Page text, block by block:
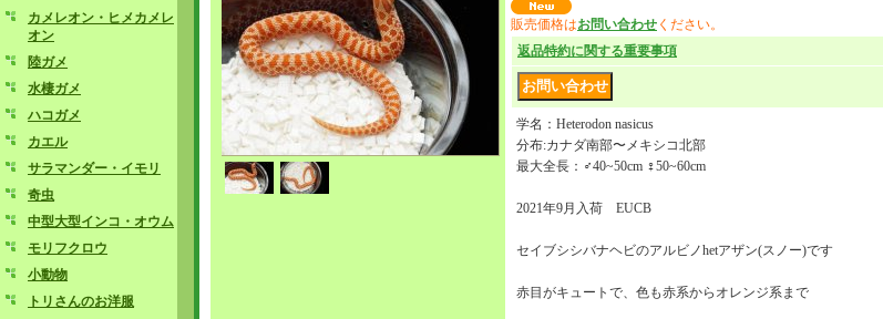
カメレオン・ヒメカメレ
オン
陸ガメ
水棲ガメ
ハコガメ
カエル
サラマンダー・イモリ
奇虫
中型大型インコ・オウム
モリフクロウ
小動物
トリさんのお洋服
販売価格はお問い合わせ ください。
返品特約に関する重要事項
学名：Heterodon nasicus
分布:カナダ南部〜メキシコ北部
最大全長：♂40~50cm ♀50~60cm
2021年9月入荷 EUCB
セイブシシバナヘビのアルビノhetアザン(スノー)です
赤目がキュートで、色も赤系からオレンジ系まで